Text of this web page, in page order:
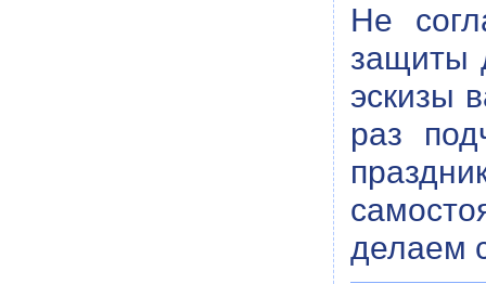
Не
защиты
эскизы
раз
делаем